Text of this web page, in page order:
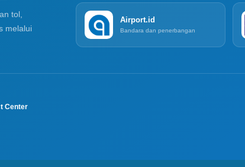
tol,
melalui
Airport.id
Bandara dan penerbangan
Center